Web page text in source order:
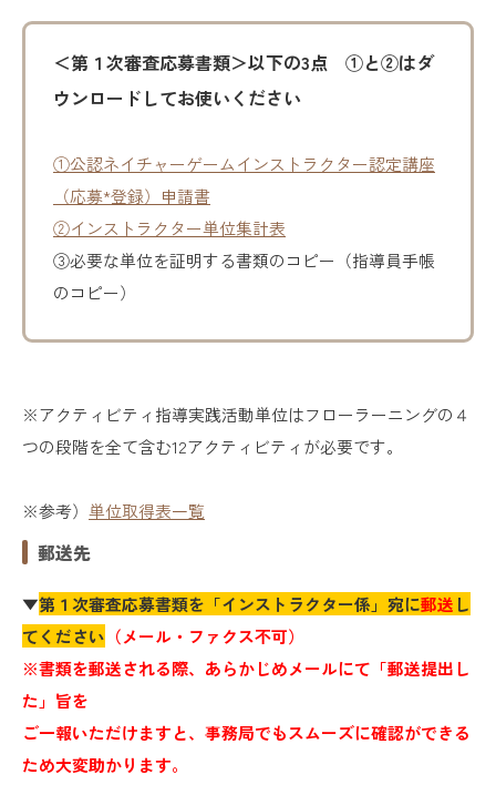
＜第１次審査応募書類＞以下の3点 ①と②はダ
ウンロードしてお使いください
①公認ネイチャーゲームインストラクター認定講座
（応募*登録）申請書
②インストラクター単位集計表
③必要な単位を証明する書類のコピー（指導員手帳
のコピー）
※アクティビティ指導実践活動単位はフローラーニングの４
つの段階を全て含む12アクティビティが必要です。
※参考） 単位取得表一覧
郵送先
▼第１次審査応募書類を 「インストラクター係」宛に郵送 し
てください （メール・ファクス不可）
※書類を郵送される際、あらかじめメールにて「郵送提出し
た」旨を
ご一報いただけますと、事務局でもスムーズに確認ができる
ため大変助かります。